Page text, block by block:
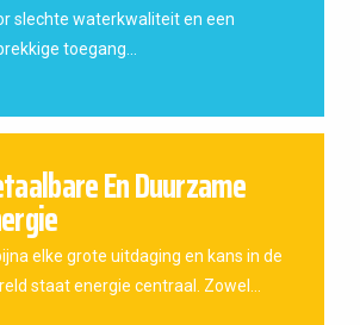
slechte waterkwaliteit en een
toegang...
En Duurzame
elke grote uitdaging en kans in de
staat energie centraal. Zowel...